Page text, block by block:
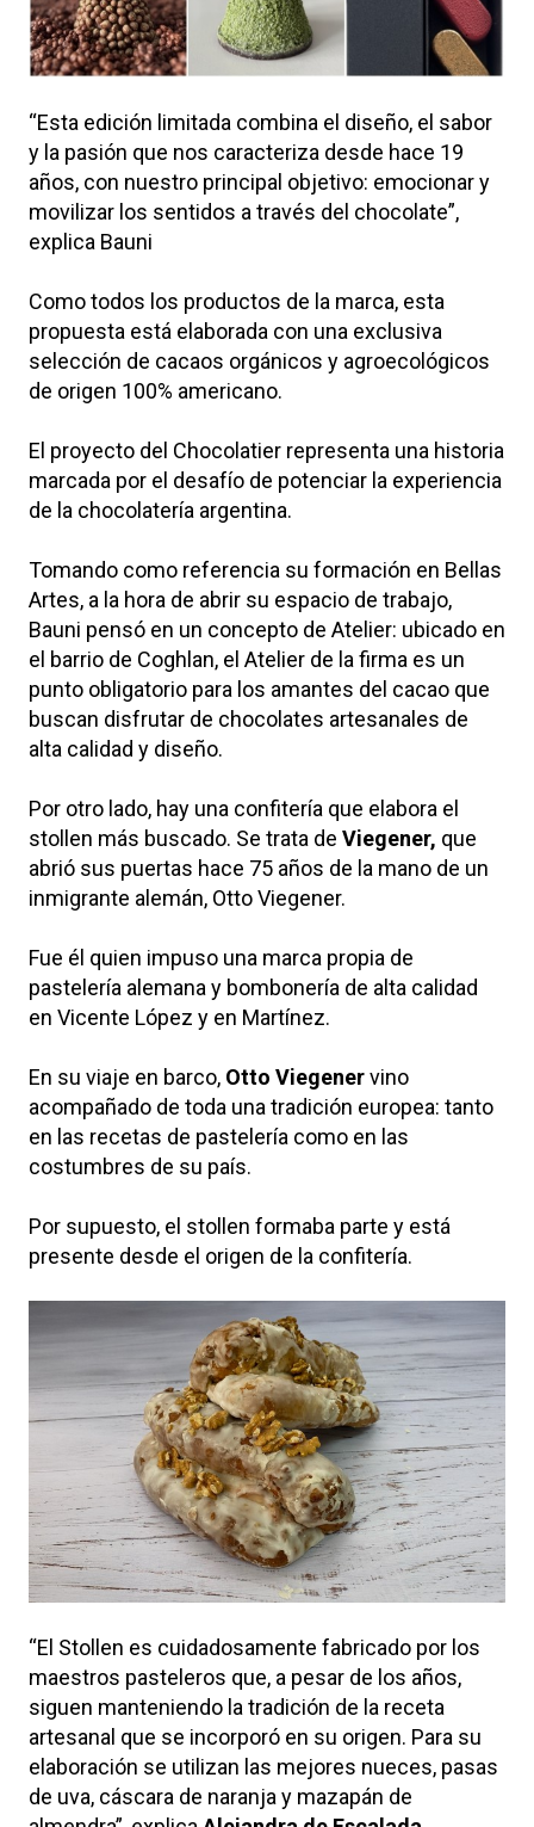
“Esta edición limitada combina el diseño, el sabor
y la pasión que nos caracteriza desde hace 19
años, con nuestro principal objetivo: emocionar y
movilizar los sentidos a través del chocolate”,
explica Bauni
Como todos los productos de la marca, esta
propuesta está elaborada con una exclusiva
selección de cacaos orgánicos y agroecológicos
de origen 100% americano.
El proyecto del Chocolatier representa una historia
marcada por el desafío de potenciar la experiencia
de la chocolatería argentina.
Tomando como referencia su formación en Bellas
Artes, a la hora de abrir su espacio de trabajo,
Bauni pensó en un concepto de Atelier: ubicado en
el barrio de Coghlan, el Atelier de la firma es un
punto obligatorio para los amantes del cacao que
buscan disfrutar de chocolates artesanales de
alta calidad y diseño.
Por otro lado, hay una confitería que elabora el
stollen más buscado. Se trata de Viegener, que
abrió sus puertas hace 75 años de la mano de un
inmigrante alemán, Otto Viegener.
Fue él quien impuso una marca propia de
pastelería alemana y bombonería de alta calidad
en Vicente López y en Martínez.
En su viaje en barco, Otto Viegenervino
acompañado de toda una tradición europea: tanto
en las recetas de pastelería como en las
costumbres de su país.
Por supuesto, el stollen formaba parte y está
presente desde el origen de la confitería.
“El Stollen es cuidadosamente fabricado por los
maestros pasteleros que, a pesar de los años,
siguen manteniendo la tradición de la receta
artesanal que se incorporó en su origen. Para su
elaboración se utilizan las mejores nueces, pasas
de uva, cáscara de naranja y mazapán de